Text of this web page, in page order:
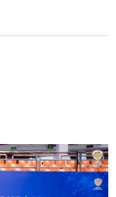
的年度数智创新赛事，以